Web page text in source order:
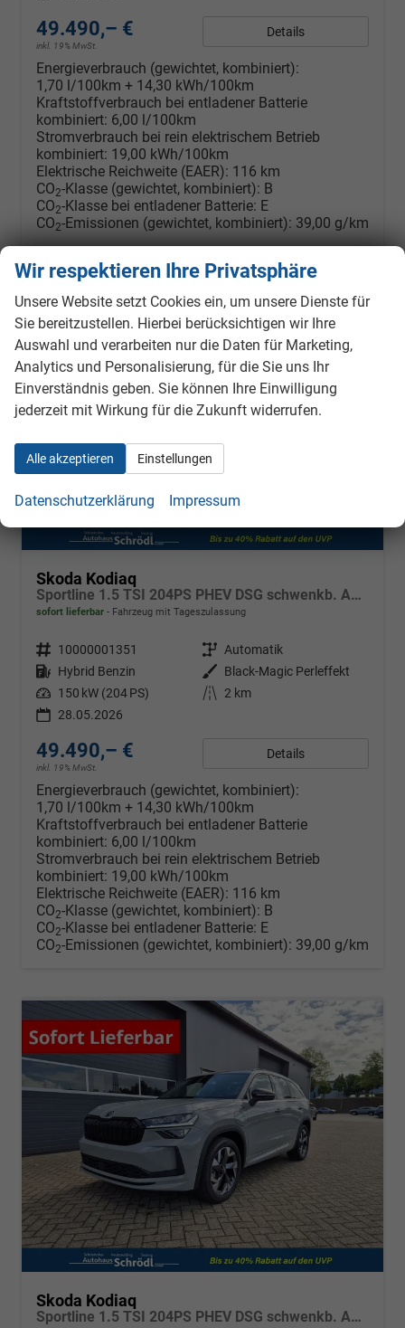
49.490,– €
inkl. 19% MwSt.
Details
Energieverbrauch (gewichtet, kombiniert):
1,70 l/100km + 14,30 kWh/100km
Kraftstoffverbrauch bei entladener Batterie
kombiniert: 6,00 l/100km
Stromverbrauch bei rein elektrischem Betrieb
kombiniert: 19,00 kWh/100km
Elektrische Reichweite (EAER): 116 km
CO2-Klasse (gewichtet, kombiniert): B
CO2-Klasse bei entladener Batterie: E
CO2-Emissionen (gewichtet, kombiniert): 39,00 g/km
Skoda Kodiaq
Sportline 1.5 TSI 204PS PHEV DSG schwenkb. AHK elektr. PanoDach HUD Alcantara PDC v+h 360°Kamera CANTON Sound Klimaautomatik Sitzheizung Lenkradheizung Navi Apple CarPlay Android Auto 2xKeyless 19"LM vollelektr. Reichweite 116KM
sofort lieferbar Fahrzeug mit Tageszulassung
Fahrzeugnr. 10000001351 Getriebe Automatik
Kraftstoff Hybrid Benzin Außenfarbe Black-Magic Perleffekt
Leistung 150 kW (204 PS) Kilometerstand
2 km
28.05.2026
49.490,– €
inkl. 19% MwSt.
Details
Energieverbrauch (gewichtet, kombiniert):
1,70 l/100km + 14,30 kWh/100km
Kraftstoffverbrauch bei entladener Batterie
kombiniert: 6,00 l/100km
Stromverbrauch bei rein elektrischem Betrieb
kombiniert: 19,00 kWh/100km
Elektrische Reichweite (EAER): 116 km
CO2-Klasse (gewichtet, kombiniert): B
CO2-Klasse bei entladener Batterie: E
CO2-Emissionen (gewichtet, kombiniert): 39,00 g/km
Skoda Kodiaq
Sportline 1.5 TSI 204PS PHEV DSG schwenkb. AHK elektr. PanoDach HUD Alcantara PDC v+h 360°Kamera CANTON Sound Klimaautomatik Sitzheizung Lenkradheizung Navi Apple CarPlay Android Auto 2xKeyless 19"LM vollelektr. Reichweite 116KM
Wir respektieren Ihre Privatsphäre
Unsere Website setzt Cookies ein, um unsere Dienste für
Sie bereitzustellen. Hierbei berücksichtigen wir Ihre
Auswahl und verarbeiten nur die Daten für Marketing,
Analytics und Personalisierung, für die Sie uns Ihr
Einverständnis geben. Sie können Ihre Einwilligung
jederzeit mit Wirkung für die Zukunft widerrufen.
Alle akzeptieren Einstellungen
Datenschutzerklärung Impressum